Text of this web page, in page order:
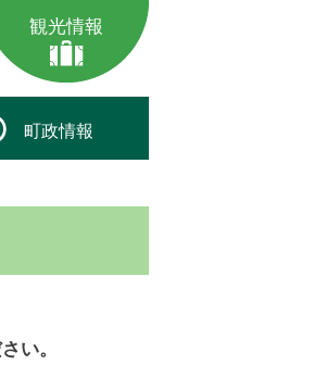
観光情報
町政情報
い。